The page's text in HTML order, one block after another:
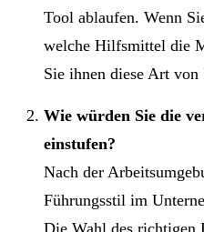
Tool ablaufen. Wenn
welche Hilfsmittel die
Sie ihnen diese Art von
Wie würden Sie die
einstufen?
Nach der
Führungsstil im